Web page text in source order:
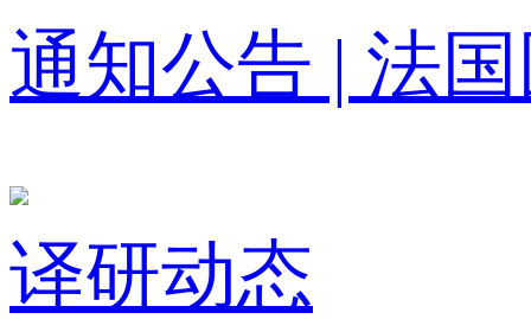
通知公告 | 法
译研动态